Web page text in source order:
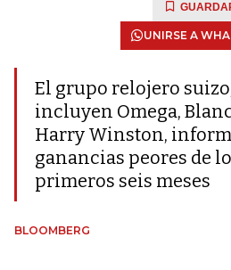
UNIRSE A
El grupo relojero
incluyen Omega,
Harry Winston,
ganancias peores de
primeros seis meses
BLOOMBERG